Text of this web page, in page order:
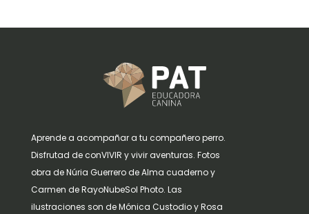
Aprende a acompañar a tu compañero perro.
Disfrutad de conVIVIR y vivir aventuras. Fotos
obra de Núria Guerrero de Alma cuaderno y
Carmen de RayoNubeSol Photo. Las
ilustraciones son de Mónica Custodio y Rosa